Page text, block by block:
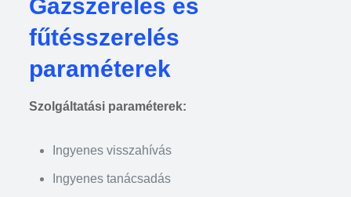
Gázszerelés és
fűtésszerelés
paraméterek
Szolgáltatási paraméterek:
Ingyenes visszahívás
Ingyenes tanácsadás